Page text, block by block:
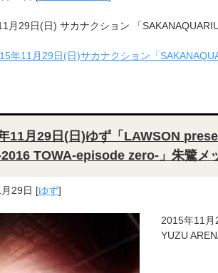
月29日(日) サカナクション 「
年11月29日(日)サカナクション「
11月29日(日)ゆず「LAWSON
TOWA-episode zero-」朱鷺メ
29日 [ゆず]
2015年11月
YUZU